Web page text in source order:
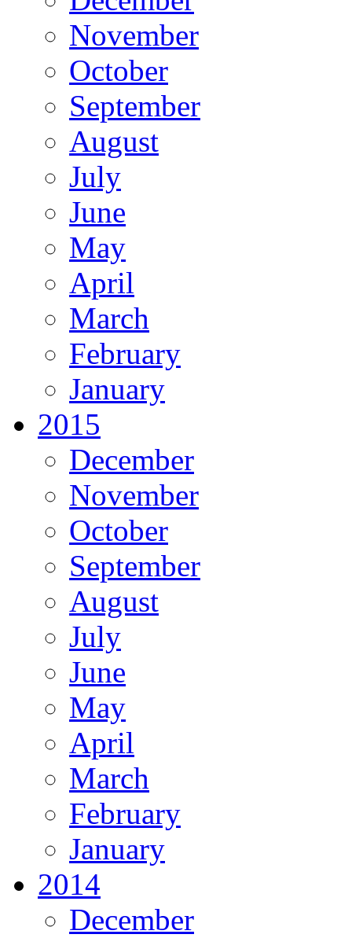
November
October
September
August
July
June
May
April
March
February
January
2015
December
November
October
September
August
July
June
May
April
March
February
January
2014
December